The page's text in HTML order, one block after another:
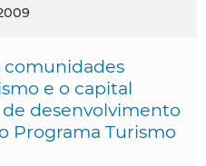
comunidades
e o capital
desenvolvimento
Programa Turismo